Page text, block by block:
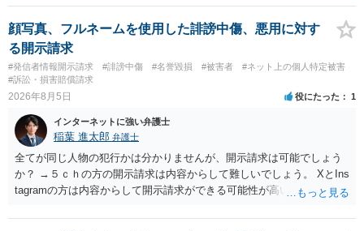
顔写真、フルネームを使用した誹謗中傷、悪用に対す
る開示請求
#発信者情報開示請求 #誹謗中傷 #名誉毀損 #被害者
#ネット上の個人特定被害
#訴訟・損害賠償請求
2026年8月5日 役にたった 1
インターネットに強い弁護士
稲葉 進太郎 弁護士
全てが同じ人物の犯行かは分かりませんが、開示請求は可能でしょう
か？ →５ｃｈの方の開示請求は内容からして難しいでしょう。 XとIns
tagramの方は内容からして開示請求ができる可能性が高いでしょう。
いでしょう。７月中にアカウントが削除されている場合、今から進め